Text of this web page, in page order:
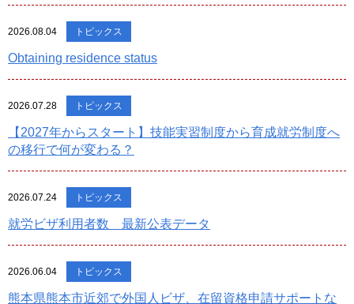
2026.08.04 トピックス
Obtaining residence status
2026.07.28 トピックス
【2027年からスタート】技能実習制度から育成就労制度へ
の移行で何が変わる？
2026.07.24 トピックス
就労ビザ利用者数 最新公表データ
2026.06.04 トピックス
熊本県熊本市近郊で外国人ビザ、在留資格申請サポートな